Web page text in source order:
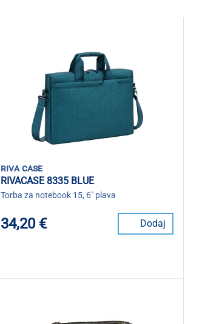
riva case
RIVACASE 8335 BLUE
Torba za notebook 15, 6" plava
34,20 € Dodaj